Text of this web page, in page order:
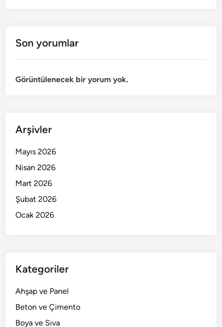
Son yorumlar
Görüntülenecek bir yorum yok.
Arşivler
Mayıs 2026
Nisan 2026
Mart 2026
Şubat 2026
Ocak 2026
Kategoriler
Ahşap ve Panel
Beton ve Çimento
Boya ve Sıva